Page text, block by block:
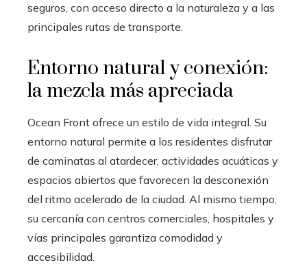
seguros, con acceso directo a la naturaleza y a las
principales rutas de transporte.
Entorno natural y conexión:
la mezcla más apreciada
Ocean Front ofrece un estilo de vida integral. Su
entorno natural permite a los residentes disfrutar
de caminatas al atardecer, actividades acuáticas y
espacios abiertos que favorecen la desconexión
del ritmo acelerado de la ciudad. Al mismo tiempo,
su cercanía con centros comerciales, hospitales y
vías principales garantiza comodidad y
accesibilidad.